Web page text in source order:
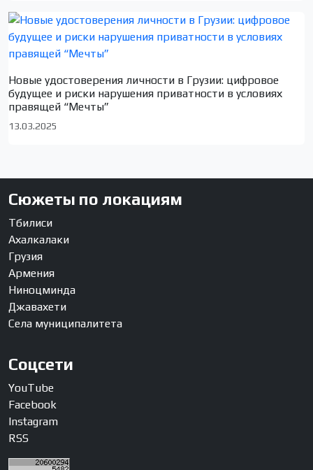
Новые удостоверения личности в Грузии: цифровое
будущее и риски нарушения приватности в условиях
правящей “Мечты”
13.03.2025
Сюжеты по локациям
Тбилиси
Ахалкалаки
Грузия
Армения
Ниноцминда
Джавахети
Села муниципалитета
Соцсети
YouTube
Facebook
Instagram
RSS